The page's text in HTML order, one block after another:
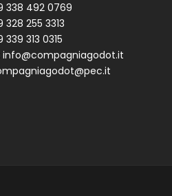
338 492 0769
328 255 3313
339 313 0315
info@compagniagodot.it